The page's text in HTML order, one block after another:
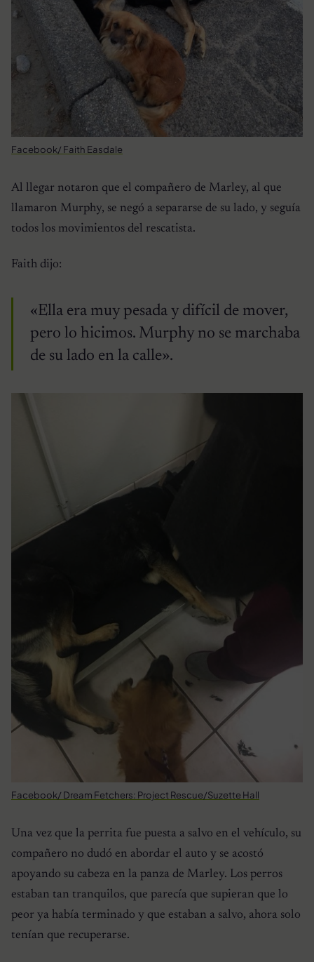
Facebook/ Faith Easdale
Al llegar notaron que el compañero de Marley, al que
llamaron Murphy, se negó a separarse de su lado, y seguía
todos los movimientos del rescatista.
Faith dijo:
«Ella era muy pesada y difícil de mover,
pero lo hicimos. Murphy no se marchaba
de su lado en la calle».
Facebook/ Dream Fetchers: Project Rescue/Suzette Hall
Una vez que la perrita fue puesta a salvo en el vehículo, su
compañero no dudó en abordar el auto y se acostó
apoyando su cabeza en la panza de Marley. Los perros
estaban tan tranquilos, que parecía que supieran que lo
peor ya había terminado y que estaban a salvo, ahora solo
tenían que recuperarse.